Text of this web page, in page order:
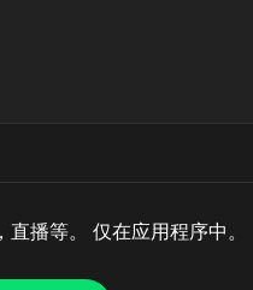
播等。 仅在应用程序中。